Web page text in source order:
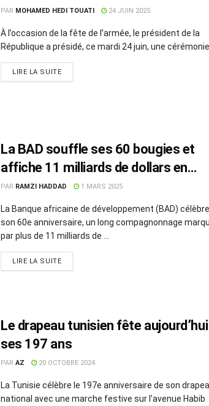
PAR MOHAMED HEDI TOUATI 24 JUIN 2025
À l’occasion de la fête de l’armée, le président de la
République a présidé, ce mardi 24 juin, une cérémonie
LIRE LA SUITE
La BAD souffle ses 60 bougies et
affiche 11 milliards de dollars en
Tunisie
PAR RAMZI HADDAD 1 MARS 2025
La Banque africaine de développement (BAD) célèbre
son 60e anniversaire, un long compagnonnage
par plus de 11 milliards de ...
LIRE LA SUITE
Le drapeau tunisien fête aujourd’hui
ses 197 ans
PAR AZ 20 OCTOBRE 2024
La Tunisie célèbre le 197e anniversaire de son
national avec une marche festive sur l’avenue Habib